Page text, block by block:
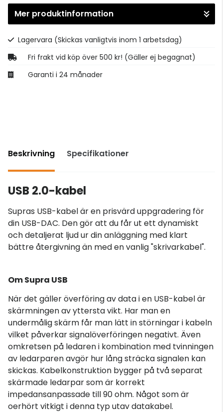
Gå till kassan
Mer produktinformation
Lagervara (Skickas vanligtvis inom 1 arbetsdag)
Fri frakt vid köp över 500 kr! (Gäller ej begagnat)
Garanti i 24 månader
Beskrivning Specifikationer
USB 2.0-kabel
Supras USB-kabel är en prisvärd uppgradering för
din USB-DAC. Den gör att du får ut ett dynamiskt
och detaljerat ljud ur din anläggning med klart
bättre återgivning än med en vanlig "skrivarkabel".
Om Supra USB
När det gäller överföring av data i en USB-kabel är
skärmningen av yttersta vikt. Har man en
undermålig skärm får man lätt in störningar i kabeln
vilket påverkar signalöverföringen negativt. Även
omkretsen på ledaren i kombination med tvinningen
av ledarparen avgör hur lång sträcka signalen kan
skickas. Kabelkonstruktion bygger på två separat
skärmade ledarpar som är korrekt
impedansanpassade till 90 ohm. Något som är
oerhört vitkigt i denna typ utav datakabel.